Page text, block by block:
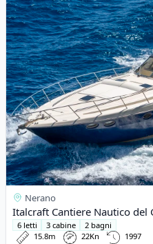
Nerano
Italcraft Cantiere Nautico del
6 letti 3 cabine
2 bagni
15.8m
22Kn 1997